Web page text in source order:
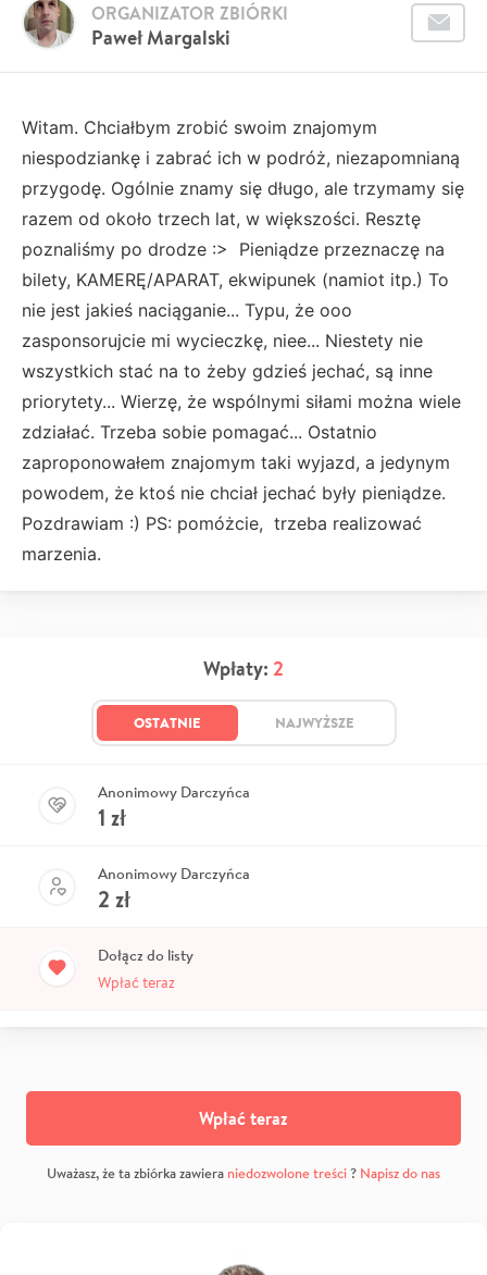
Paweł Margalski
ORGANIZATOR ZBIÓRKI
Witam. Chciałbym zrobić swoim znajomym
niespodziankę i zabrać ich w podróż, niezapomnianą
przygodę. Ogólnie znamy się długo, ale trzymamy się
razem od około trzech lat, w większości. Resztę
poznaliśmy po drodze :> Pieniądze przeznaczę na
bilety, KAMERĘ/APARAT, ekwipunek (namiot itp.) To
nie jest jakieś naciąganie... Typu, że ooo
zasponsorujcie mi wycieczkę, niee... Niestety nie
wszystkich stać na to żeby gdzieś jechać, są inne
priorytety... Wierzę, że wspólnymi siłami można wiele
zdziałać. Trzeba sobie pomagać... Ostatnio
zaproponowałem znajomym taki wyjazd, a jedynym
powodem, że ktoś nie chciał jechać były pieniądze.
Pozdrawiam :) PS: pomóżcie, trzeba realizować
marzenia.
Wpłaty: 2
OSTATNIE NAJWYŻSZE
Anonimowy Darczyńca
1 zł
Anonimowy Darczyńca
2 zł
Dołącz do listy
Wpłać teraz
Wpłać teraz
Uważasz, że ta zbiórka zawiera niedozwolone treści? Napisz do nas